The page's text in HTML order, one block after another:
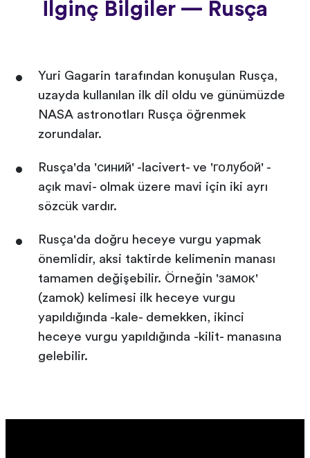
İlginç Bilgiler — Rusça
Yuri Gagarin tarafından konuşulan Rusça,
uzayda kullanılan ilk dil oldu ve günümüzde
NASA astronotları Rusça öğrenmek
zorundalar.
Rusça'da 'синий' -lacivert- ve 'голубой' -
açık mavi- olmak üzere mavi için iki ayrı
sözcük vardır.
Rusça'da doğru heceye vurgu yapmak
önemlidir, aksi taktirde kelimenin manası
tamamen değişebilir. Örneğin 'замок'
(zamok) kelimesi ilk heceye vurgu
yapıldığında -kale- demekken, ikinci
heceye vurgu yapıldığında -kilit- manasına
gelebilir.